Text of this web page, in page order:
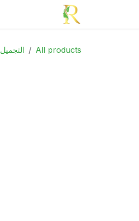
تخطي للذهاب إلى المحتوى
All products التجميل